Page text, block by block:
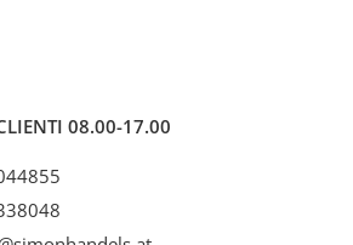
08.00-17.00